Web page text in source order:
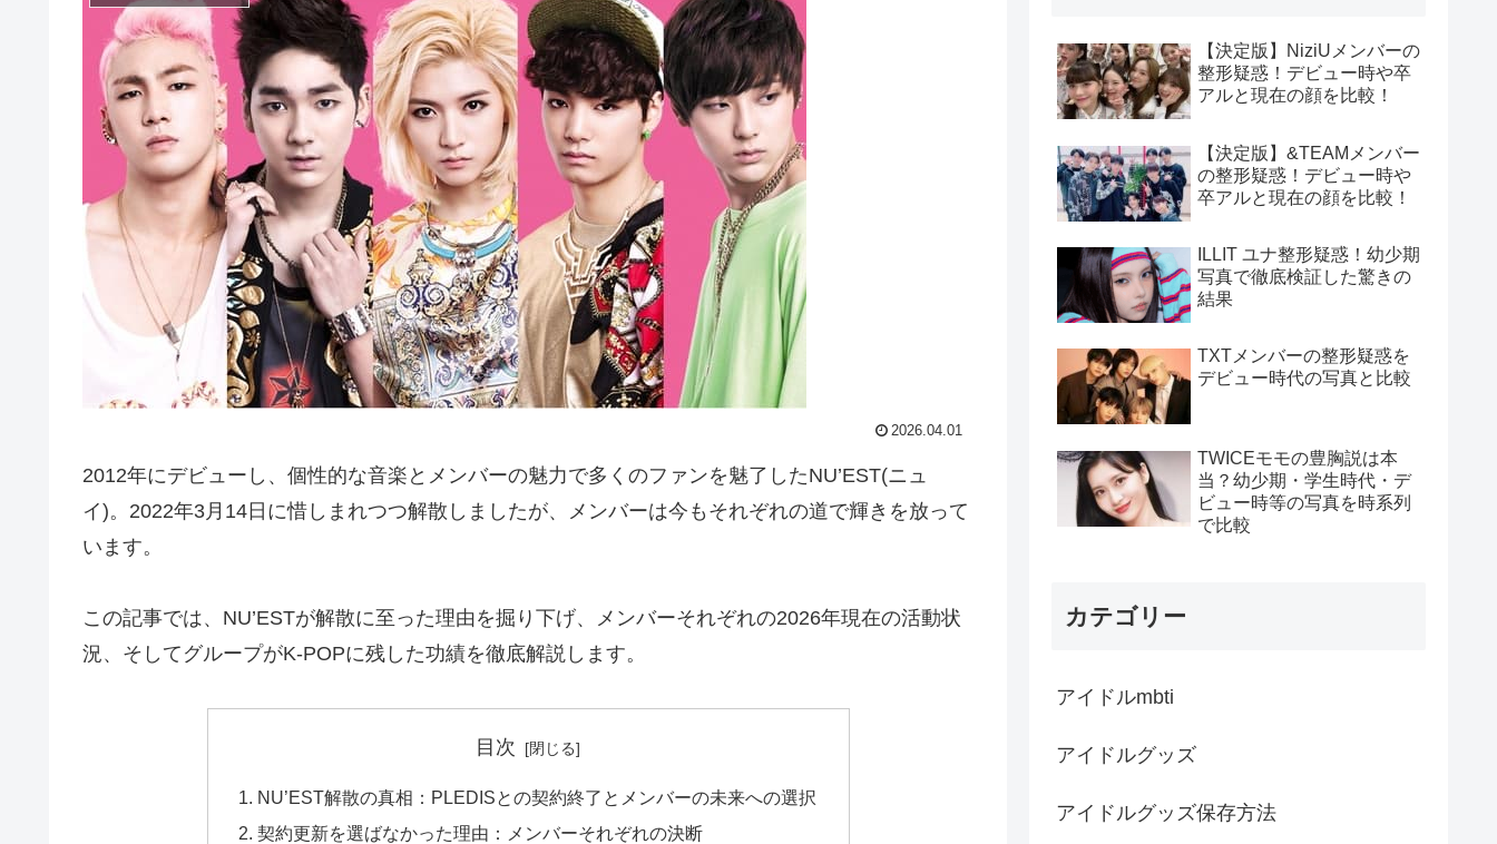
2026.04.01
2012年にデビューし、個性的な音楽とメンバーの魅力で多くのファンを魅了したNU’EST(ニュ
イ)。2022年3月14日に惜しまれつつ解散しましたが、メンバーは今もそれぞれの道で輝きを放って
います。
この記事では、NU’ESTが解散に至った理由を掘り下げ、メンバーそれぞれの2026年現在の活動状
況、そしてグループがK-POPに残した功績を徹底解説します。
目次
NU’EST解散の真相：PLEDISとの契約終了とメンバーの未来への選択
契約更新を選ばなかった理由：メンバーそれぞれの決断
【決定版】NiziUメンバーの
整形疑惑！デビュー時や卒
アルと現在の顔を比較！
【決定版】&TEAMメンバー
の整形疑惑！デビュー時や
卒アルと現在の顔を比較！
ILLIT ユナ整形疑惑！幼少期
写真で徹底検証した驚きの
結果
TXTメンバーの整形疑惑を
デビュー時代の写真と比較
TWICEモモの豊胸説は本
当？幼少期・学生時代・デ
ビュー時等の写真を時系列
で比較
カテゴリー
アイドルmbti
アイドルグッズ
アイドルグッズ保存方法